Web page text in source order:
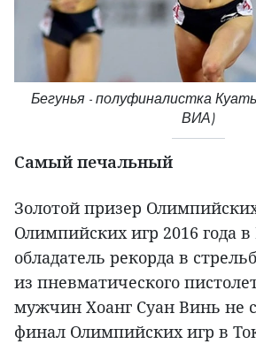
Бегунья - полуфиналистка
ВИА)
Самый печальный
Золотой призер
Олимпийских игр 2016 года в
обладатель рекорда в
из пневматического
мужчин Хоанг Суан Винь не
финал Олимпийских игр в